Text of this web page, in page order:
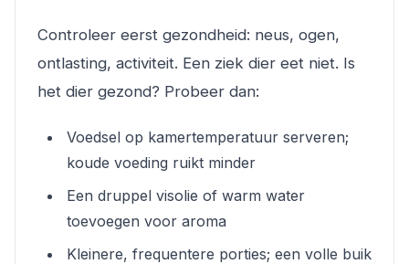
Controleer eerst gezondheid: neus, ogen,
ontlasting, activiteit. Een ziek dier eet niet. Is
het dier gezond? Probeer dan:
Voedsel op kamertemperatuur serveren;
koude voeding ruikt minder
Een druppel visolie of warm water
toevoegen voor aroma
Kleinere, frequentere porties; een volle buik